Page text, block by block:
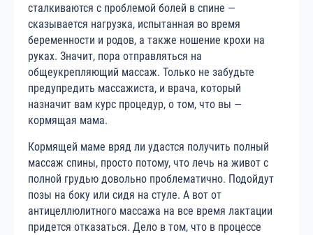
сталкиваются с проблемой болей в спине —
сказывается нагрузка, испытанная во время
беременности и родов, а также ношение крохи на
руках. Значит, пора отправляться на
общеукрепляющий массаж. Только не забудьте
предупредить массажиста, и врача, который
назначит вам курс процедур, о том, что вы —
кормящая мама.
Кормящей маме вряд ли удастся получить полный
массаж спины, просто потому, что лечь на живот с
полной грудью довольно проблематично. Подойдут
позы на боку или сидя на стуле. А вот от
антицеллюлитного массажа на все время лактации
придется отказаться. Дело в том, что в процессе